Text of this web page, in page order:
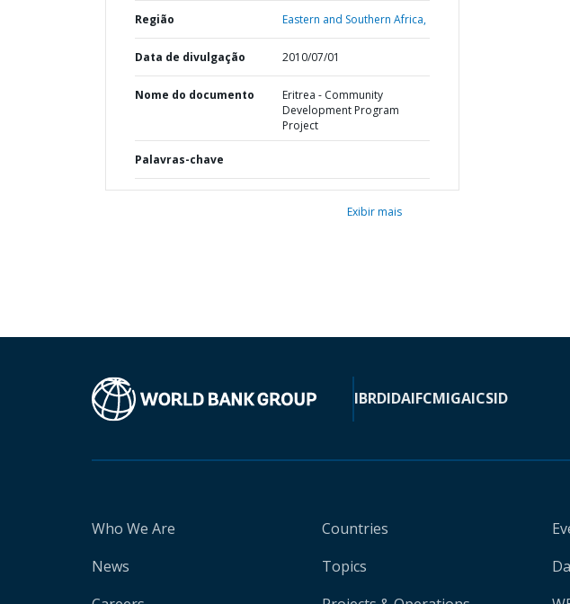
Região Eastern and Southern Africa,
Data de divulgação 2010/07/01
Nome do documento
Eritrea - Community
Development Program
Project
Palavras-chave
Exibir mais
IBRDIDAIFCMIGAICSID
Who We Are
News
Countries
Topics